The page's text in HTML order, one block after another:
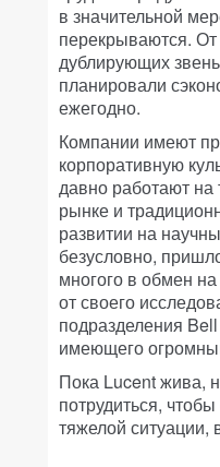
в значительной
перекрываются.
дублирующих
планировали
ежегодно.
Компании имеют
корпоративную
давно работают
рынке и
развитии на
безусловно,
многого в обмен
от своего
подразделения
имеющего
Пока Lucent жива,
потрудиться,
тяжелой ситуации,